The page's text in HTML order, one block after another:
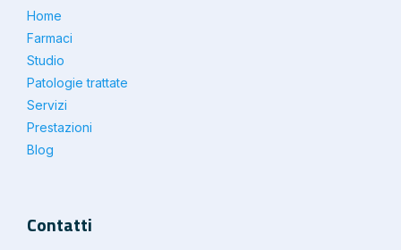
Home
Farmaci
Studio
Patologie trattate
Servizi
Prestazioni
Blog
Contatti